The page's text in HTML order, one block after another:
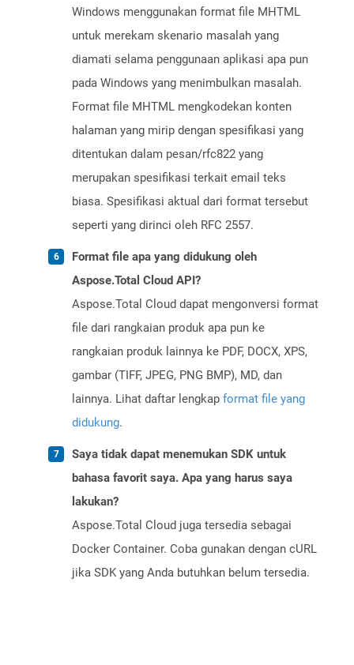
Windows menggunakan format file MHTML
untuk merekam skenario masalah yang
diamati selama penggunaan aplikasi apa pun
pada Windows yang menimbulkan masalah.
Format file MHTML mengkodekan konten
halaman yang mirip dengan spesifikasi yang
ditentukan dalam pesan/rfc822 yang
merupakan spesifikasi terkait email teks
biasa. Spesifikasi aktual dari format tersebut
seperti yang dirinci oleh RFC 2557.
Format file apa yang didukung oleh
Aspose.Total Cloud API?
Aspose.Total Cloud dapat mengonversi format
file dari rangkaian produk apa pun ke
rangkaian produk lainnya ke PDF, DOCX, XPS,
gambar (TIFF, JPEG, PNG BMP), MD, dan
lainnya. Lihat daftar lengkap format file yang
didukung.
Saya tidak dapat menemukan SDK untuk
bahasa favorit saya. Apa yang harus saya
lakukan?
Aspose.Total Cloud juga tersedia sebagai
Docker Container. Coba gunakan dengan cURL
jika SDK yang Anda butuhkan belum tersedia.